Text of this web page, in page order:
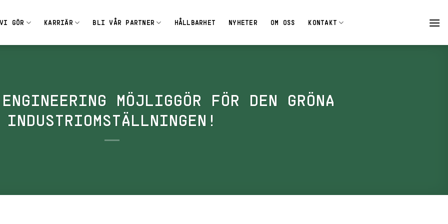
GÖR KARRIÄR BLI VÅR PARTNER HÅLLBARHET NYHETER OM OSS KONTAKT
MÖJLIGGÖR FÖR DEN GRÖNA
INDUSTRIOMSTÄLLNINGEN!